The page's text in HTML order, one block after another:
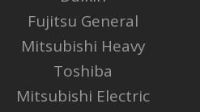
Fujitsu General
Mitsubishi Heavy
Toshiba
Mitsubishi Electric